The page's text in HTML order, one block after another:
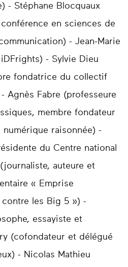
- Stéphane Blocquaux
en sciences de
- Jean-Marie
- Sylvie Dieu
fondatrice du collectif
Agnès Fabre (professeure
membre fondateur
raisonnée) -
du Centre national
auteure et
« Emprise
les Big 5 ») -
essayiste et
(cofondateur et délégué
- Nicolas Mathieu